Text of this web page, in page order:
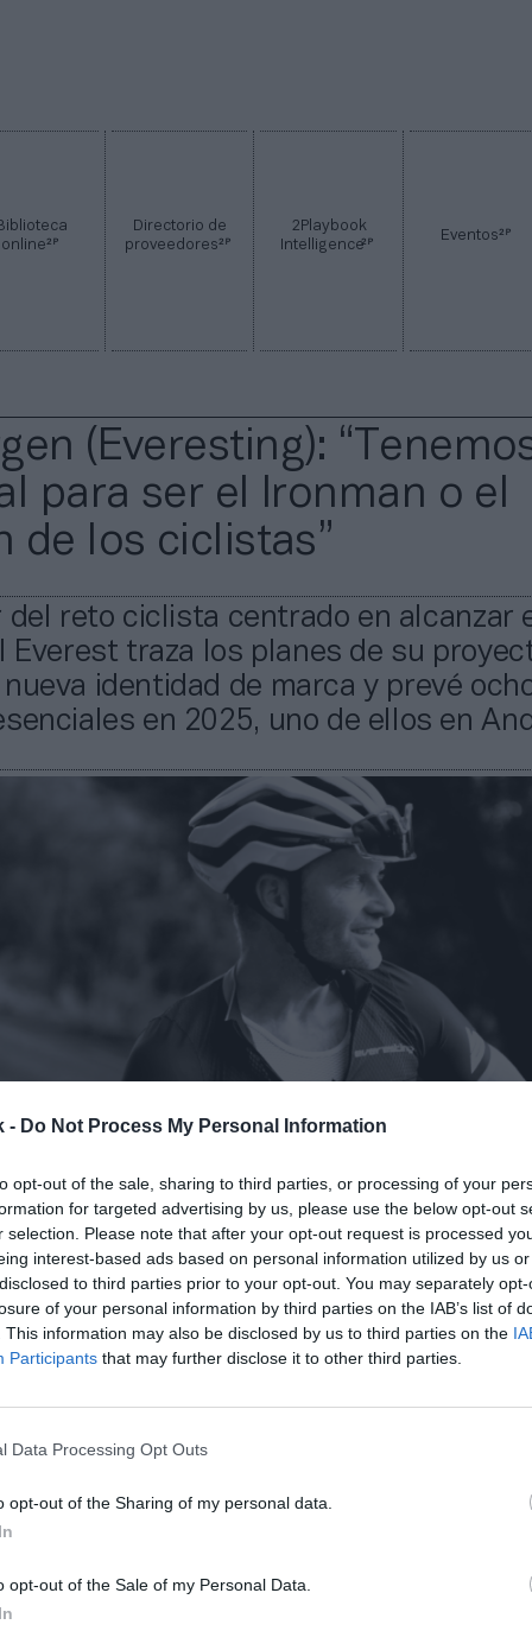
- Do Not Process My Personal Information
opt-out of the sale, sharing to third parties, or processing of your
for targeted advertising by us, please use the below opt-out
selection. Please note that after your opt-out request is processed
interest-based ads based on personal information utilized by us
to third parties prior to your opt-out. You may separately
of your personal information by third parties on the IAB’s list of
This information may also be disclosed by us to third parties on the
Participants that may further disclose it to other third parties.
Data Processing Opt Outs
opt-out of the Sharing of my personal data.
opt-out of the Sale of my Personal Data.
online2P
Directorio de
proveedores2P
2Playbook
Intelligence2P Eventos2P
(Everesting):
para ser el Ironman o el
de los ciclistas”
del reto ciclista centrado en alcanzar
Everest traza los planes de su
identidad de marca y prevé
en 2025, uno de ellos en
28 de noviembre de 2024
Guardar Me gusta
su crecimiento en plena fase de expansión. El
co